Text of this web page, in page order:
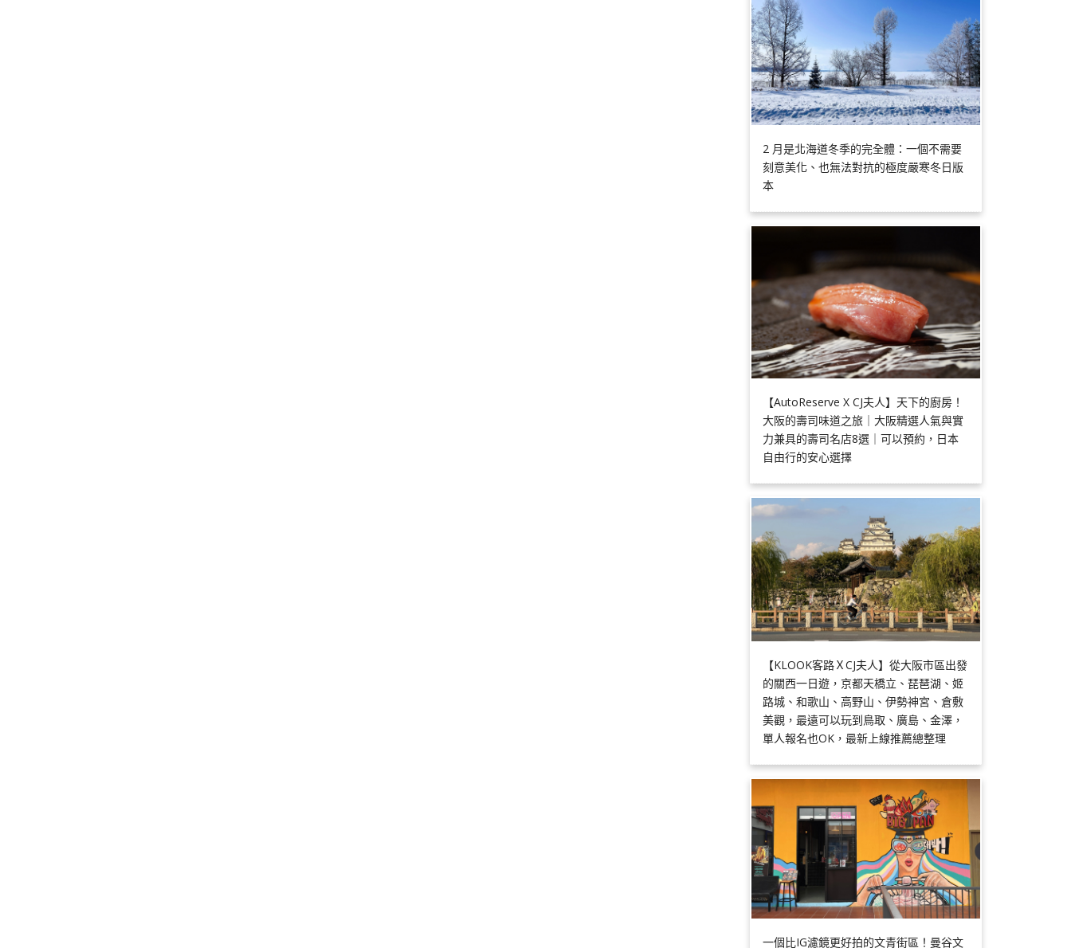
2 月是北海道冬季的完全體：一個不需要
刻意美化、也無法對抗的極度嚴寒冬日版
本
【AutoReserve X CJ夫人】天下的廚房！
大阪的壽司味道之旅｜大阪精選人氣與實
力兼具的壽司名店8選｜可以預約，日本
自由行的安心選擇
【KLOOK客路ＸCJ夫人】從大阪市區出發
的關西一日遊，京都天橋立、琵琶湖、姬
路城、和歌山、高野山、伊勢神宮、倉敷
美觀，最遠可以玩到鳥取、廣島、金澤，
單人報名也OK，最新上線推薦總整理
一個比IG濾鏡更好拍的文青街區！曼谷文